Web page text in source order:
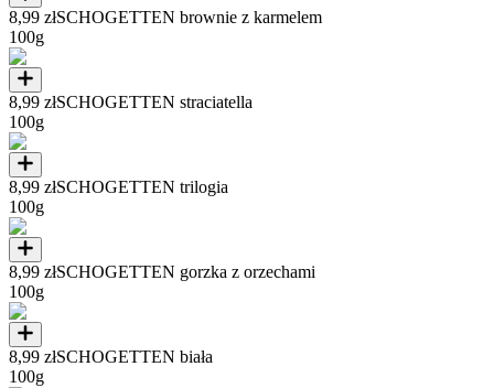
8,99 złSCHOGETTEN brownie z karmelem
100g
8,99 złSCHOGETTEN straciatella
100g
8,99 złSCHOGETTEN trilogia
100g
8,99 złSCHOGETTEN gorzka z orzechami
100g
8,99 złSCHOGETTEN biała
100g